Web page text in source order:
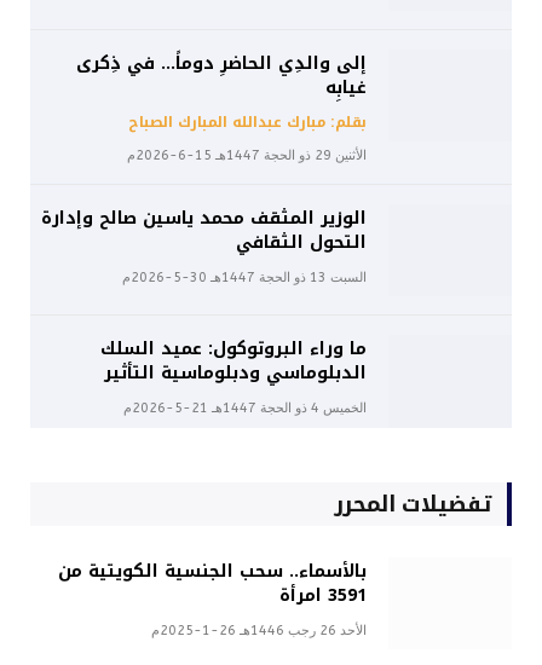
إلى والدِي الحاضرِ دوماً… في ذِكرى
غيابِه
بقلم: مبارك عبدالله المبارك الصباح
الأثنين 29 ذو الحجة 1447هـ 15-6-2026م
الوزير المثقف محمد ياسين صالح وإدارة
التحول الثقافي
السبت 13 ذو الحجة 1447هـ 30-5-2026م
ما وراء البروتوكول: عميد السلك
الدبلوماسي ودبلوماسية التأثير
الخميس 4 ذو الحجة 1447هـ 21-5-2026م
تفضيلات المحرر
بالأسماء.. سحب الجنسية الكويتية من
3591 امرأة
الأحد 26 رجب 1446هـ 26-1-2025م